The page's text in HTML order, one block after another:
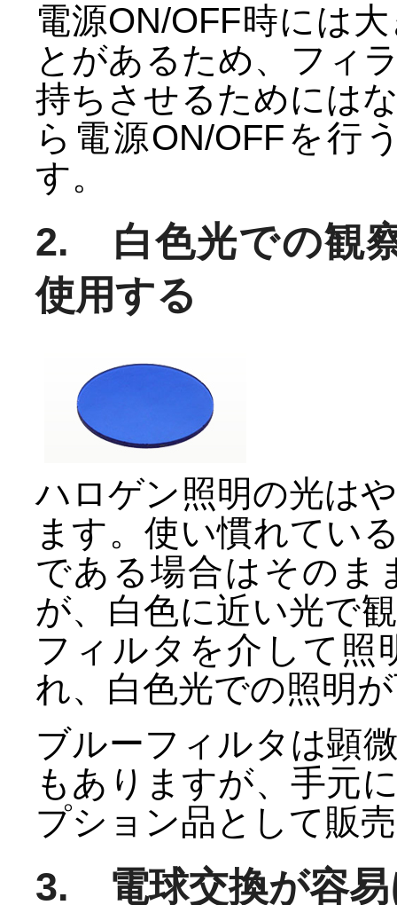
電源ON/OFF時には
とがあるため、フィ
持ちさせるためには
ら電源ON/OFFを行
す。
2. 白色光での観
使用する
ハロゲン照明の光は
ます。使い慣れてい
である場合はそのま
が、白色に近い光で
フィルタを介して照
れ、白色光での照明
ブルーフィルタは顕
もありますが、手元
プション品として販
3. 電球交換が容易